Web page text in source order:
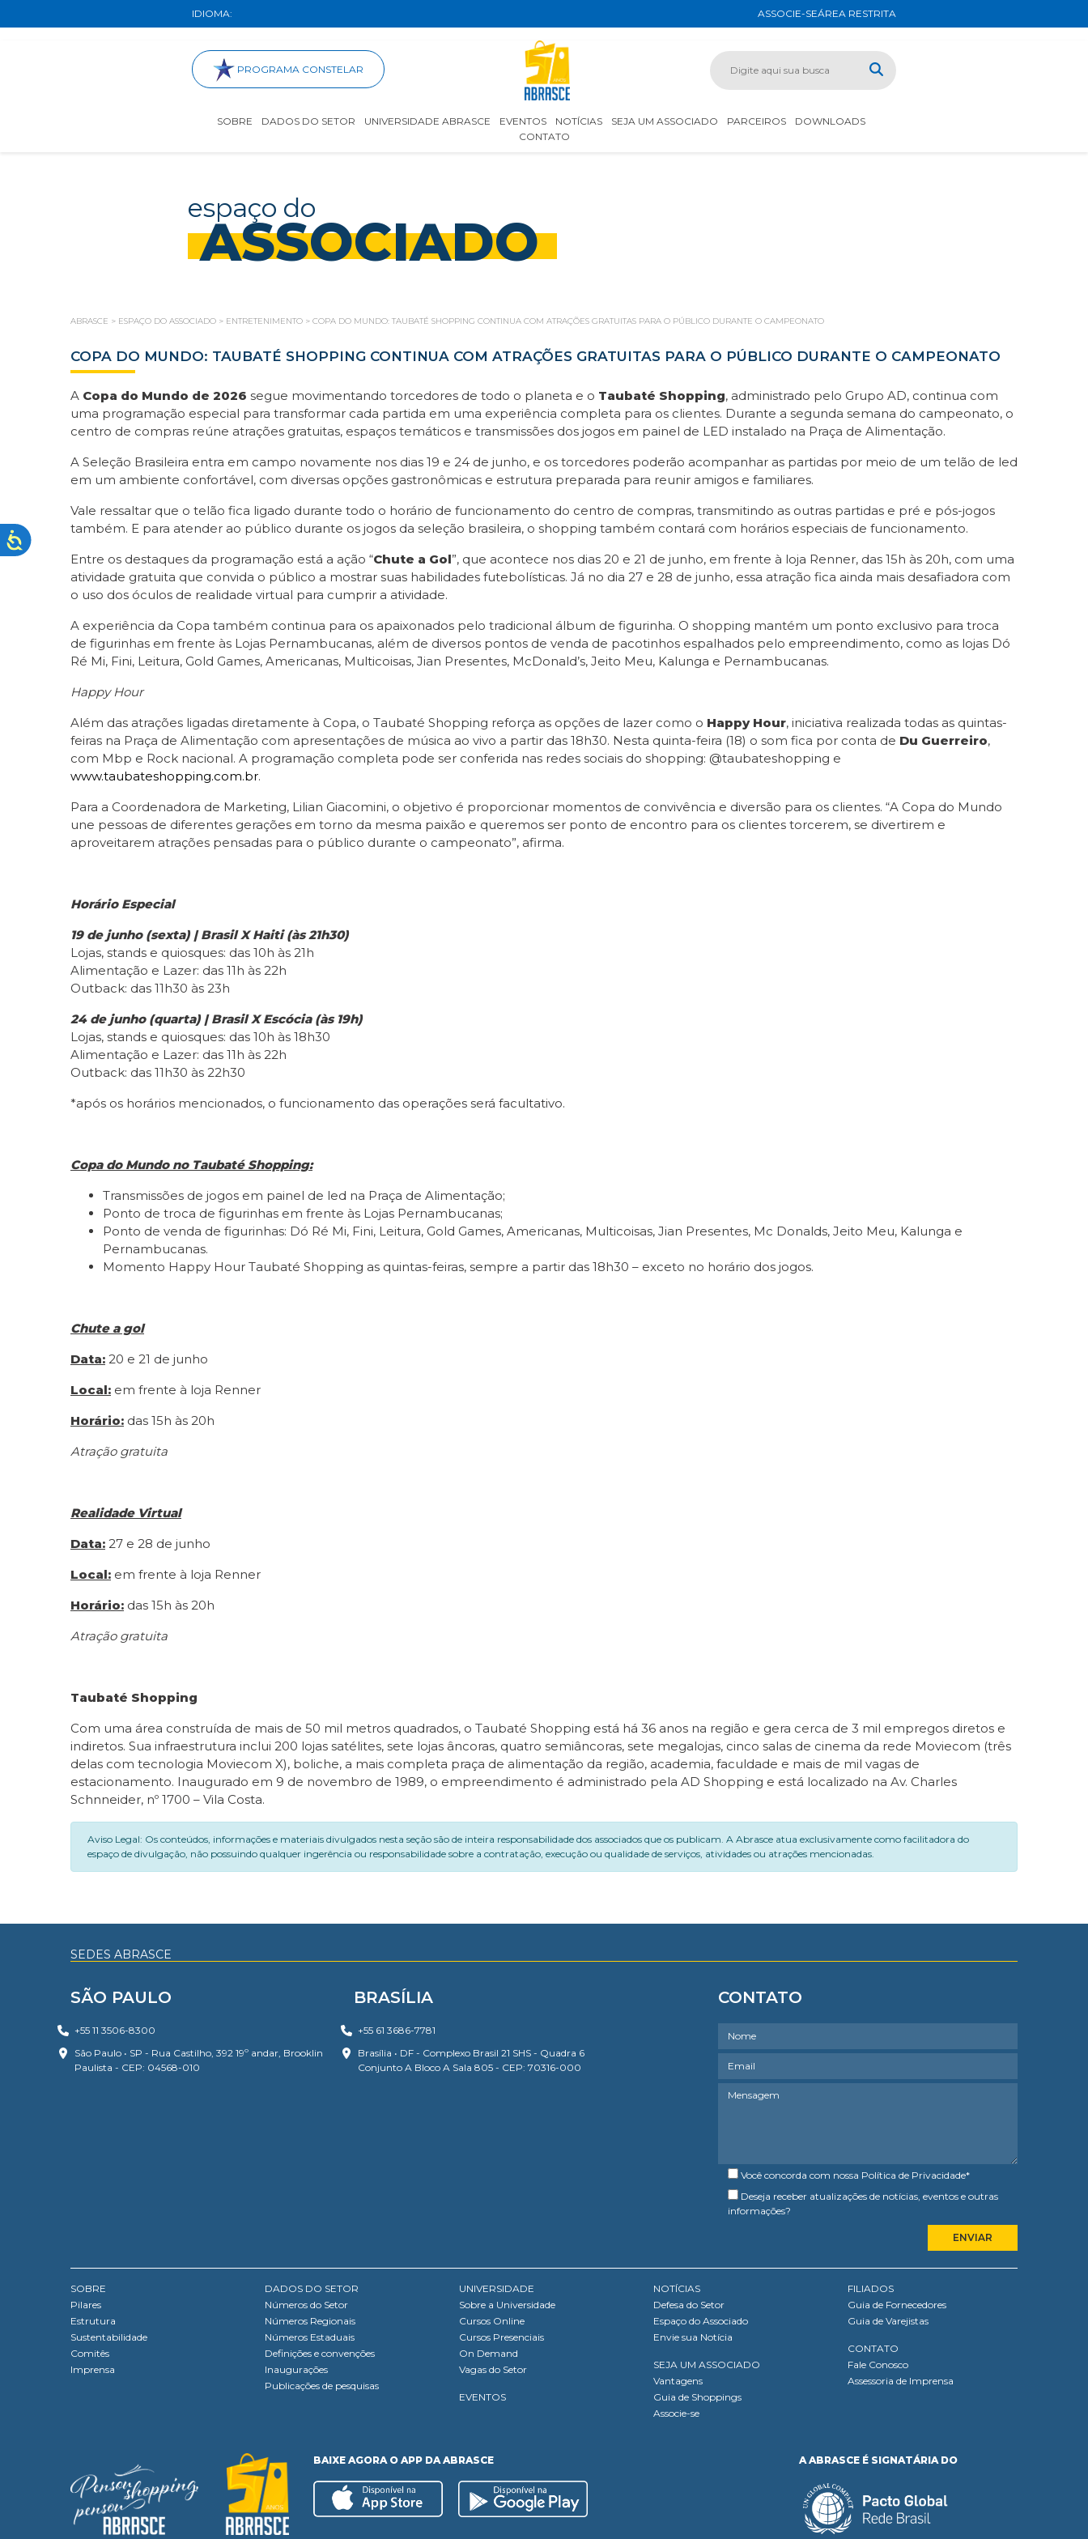
IDIOMA: ASSOCIE-SEÁREA RESTRITA
PROGRAMA CONSTELAR
SOBRE DADOS DO SETOR UNIVERSIDADE ABRASCE EVENTOS NOTÍCIAS SEJA UM ASSOCIADO PARCEIROS
DOWNLOADS
CONTATO
espaço do
ASSOCIADO
ABRASCE > ESPAÇO DO ASSOCIADO > ENTRETENIMENTO > COPA DO MUNDO: TAUBATÉ SHOPPING CONTINUA COM ATRAÇÕES GRATUITAS PARA O PÚBLICO DURANTE O CAMPEONATO
COPA DO MUNDO: TAUBATÉ SHOPPING CONTINUA COM ATRAÇÕES GRATUITAS PARA O PÚBLICO DURANTE O CAMPEONATO
A Copa do Mundo de 2026 segue movimentando torcedores de todo o planeta e o Taubaté Shopping, administrado pelo Grupo AD, continua com
uma programação especial para transformar cada partida em uma experiência completa para os clientes. Durante a segunda semana do campeonato, o
centro de compras reúne atrações gratuitas, espaços temáticos e transmissões dos jogos em painel de LED instalado na Praça de Alimentação.
A Seleção Brasileira entra em campo novamente nos dias 19 e 24 de junho, e os torcedores poderão acompanhar as partidas por meio de um telão de led
em um ambiente confortável, com diversas opções gastronômicas e estrutura preparada para reunir amigos e familiares.
Vale ressaltar que o telão fica ligado durante todo o horário de funcionamento do centro de compras, transmitindo as outras partidas e pré e pós-jogos
também. E para atender ao público durante os jogos da seleção brasileira, o shopping também contará com horários especiais de funcionamento.
Entre os destaques da programação está a ação “Chute a Gol”, que acontece nos dias 20 e 21 de junho, em frente à loja Renner, das 15h às 20h, com uma
atividade gratuita que convida o público a mostrar suas habilidades futebolísticas. Já no dia 27 e 28 de junho, essa atração fica ainda mais desafiadora com
o uso dos óculos de realidade virtual para cumprir a atividade.
A experiência da Copa também continua para os apaixonados pelo tradicional álbum de figurinha. O shopping mantém um ponto exclusivo para troca
de figurinhas em frente às Lojas Pernambucanas, além de diversos pontos de venda de pacotinhos espalhados pelo empreendimento, como as lojas Dó
Ré Mi, Fini, Leitura, Gold Games, Americanas, Multicoisas, Jian Presentes, McDonald’s, Jeito Meu, Kalunga e Pernambucanas.
Happy Hour
Além das atrações ligadas diretamente à Copa, o Taubaté Shopping reforça as opções de lazer como o Happy Hour, iniciativa realizada todas as quintas-
feiras na Praça de Alimentação com apresentações de música ao vivo a partir das 18h30. Nesta quinta-feira (18) o som fica por conta de Du Guerreiro,
com Mbp e Rock nacional. A programação completa pode ser conferida nas redes sociais do shopping: @taubateshopping e
www.taubateshopping.com.br.
Para a Coordenadora de Marketing, Lilian Giacomini, o objetivo é proporcionar momentos de convivência e diversão para os clientes. “A Copa do Mundo
une pessoas de diferentes gerações em torno da mesma paixão e queremos ser ponto de encontro para os clientes torcerem, se divertirem e
aproveitarem atrações pensadas para o público durante o campeonato”, afirma.
Horário Especial
19 de junho (sexta) | Brasil X Haiti (às 21h30)
Lojas, stands e quiosques: das 10h às 21h
Alimentação e Lazer: das 11h às 22h
Outback: das 11h30 às 23h
24 de junho (quarta) | Brasil X Escócia (às 19h)
Lojas, stands e quiosques: das 10h às 18h30
Alimentação e Lazer: das 11h às 22h
Outback: das 11h30 às 22h30
*após os horários mencionados, o funcionamento das operações será facultativo.
Copa do Mundo no Taubaté Shopping:
Transmissões de jogos em painel de led na Praça de Alimentação;
Ponto de troca de figurinhas em frente às Lojas Pernambucanas;
Ponto de venda de figurinhas: Dó Ré Mi, Fini, Leitura, Gold Games, Americanas, Multicoisas, Jian Presentes, Mc Donalds, Jeito Meu, Kalunga e
Pernambucanas.
Momento Happy Hour Taubaté Shopping as quintas-feiras, sempre a partir das 18h30 – exceto no horário dos jogos.
Chute a gol
Data: 20 e 21 de junho
Local: em frente à loja Renner
Horário: das 15h às 20h
Atração gratuita
Realidade Virtual
Data: 27 e 28 de junho
Local: em frente à loja Renner
Horário: das 15h às 20h
Atração gratuita
Taubaté Shopping
Com uma área construída de mais de 50 mil metros quadrados, o Taubaté Shopping está há 36 anos na região e gera cerca de 3 mil empregos diretos e
indiretos. Sua infraestrutura inclui 200 lojas satélites, sete lojas âncoras, quatro semiâncoras, sete megalojas, cinco salas de cinema da rede Moviecom (três
delas com tecnologia Moviecom X), boliche, a mais completa praça de alimentação da região, academia, faculdade e mais de mil vagas de
estacionamento. Inaugurado em 9 de novembro de 1989, o empreendimento é administrado pela AD Shopping e está localizado na Av. Charles
Schnneider, nº 1700 – Vila Costa.
Aviso Legal: Os conteúdos, informações e materiais divulgados nesta seção são de inteira responsabilidade dos associados que os publicam. A Abrasce atua exclusivamente como facilitadora do
espaço de divulgação, não possuindo qualquer ingerência ou responsabilidade sobre a contratação, execução ou qualidade de serviços, atividades ou atrações mencionadas.
SEDES ABRASCE
SÃO PAULO
+55 11 3506-8300
São Paulo • SP - Rua Castilho, 392 19º andar, Brooklin
Paulista - CEP: 04568-010
BRASÍLIA
+55 61 3686-7781
Brasília • DF - Complexo Brasil 21 SHS - Quadra 6
Conjunto A Bloco A Sala 805 - CEP: 70316-000
CONTATO
Você concorda com nossa Política de Privacidade*
Deseja receber atualizações de notícias, eventos e outras
informações?
SOBRE
Pilares
Estrutura
Sustentabilidade
Comitês
Imprensa
DADOS DO SETOR
Números do Setor
Números Regionais
Números Estaduais
Definições e convenções
Inaugurações
Publicações de pesquisas
UNIVERSIDADE
Sobre a Universidade
Cursos Online
Cursos Presenciais
On Demand
Vagas do Setor
EVENTOS
NOTÍCIAS
Defesa do Setor
Espaço do Associado
Envie sua Notícia
SEJA UM ASSOCIADO
Vantagens
Guia de Shoppings
Associe-se
FILIADOS
Guia de Fornecedores
Guia de Varejistas
CONTATO
Fale Conosco
Assessoria de Imprensa
BAIXE AGORA O APP DA ABRASCE A ABRASCE É SIGNATÁRIA DO